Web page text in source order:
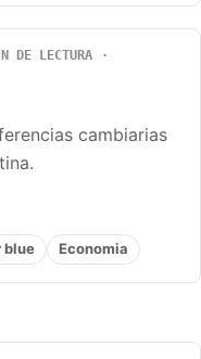
DE LECTURA
cambiarias
blue Economia